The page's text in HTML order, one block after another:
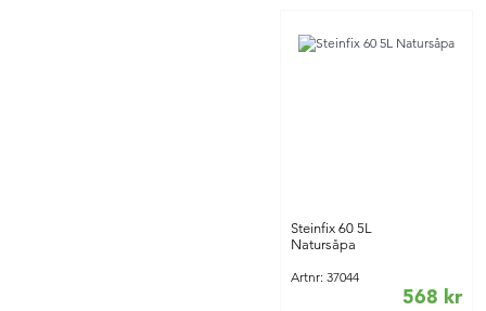
Steinfix 60 5L
Natursåpa
Artnr: 37044
568 kr